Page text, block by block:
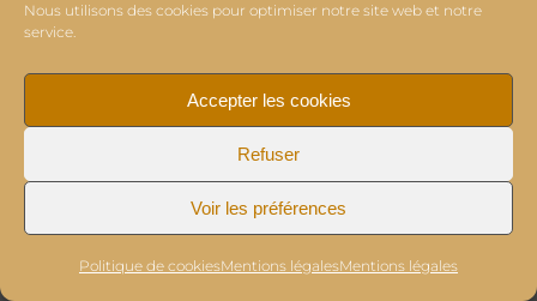
Nous utilisons des cookies pour optimiser notre site web et notre
service.
Accepter les cookies
Refuser
Voir les préférences
Politique de cookiesMentions légalesMentions légales